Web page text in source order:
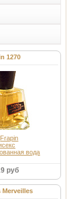
1270
Frapin
вода
руб
Merveilles